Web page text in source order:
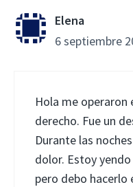
Elena
6 septiembre
Hola me operaron
derecho. Fue un
Durante las
dolor. Estoy
pero debo hacerlo